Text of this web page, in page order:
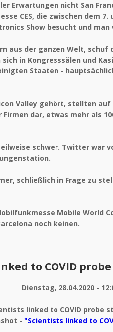
nicht San
CES, die zwischen dem
Show besucht und
aus der ganzen Welt,
in Kongresssälen und
Staaten -
Valley gehört, stellten
dar, etwas mehr als
schwer. Twitter war
schließlich in Frage zu
Mobile World
noch keinen.
to COVID
Dienstag, 28.04.2020 -
- "Scientists linked to